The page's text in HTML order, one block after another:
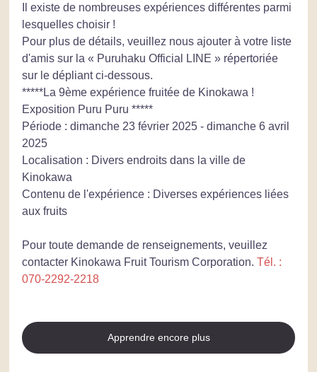
Il existe de nombreuses expériences différentes parmi
lesquelles choisir !
Pour plus de détails, veuillez nous ajouter à votre liste
d'amis sur la « Puruhaku Official LINE » répertoriée
sur le dépliant ci-dessous.
*****La 9ème expérience fruitée de Kinokawa !
Exposition Puru Puru *****
Période : dimanche 23 février 2025 - dimanche 6 avril
2025
Localisation : Divers endroits dans la ville de
Kinokawa
Contenu de l'expérience : Diverses expériences liées
aux fruits
Pour toute demande de renseignements, veuillez
contacter Kinokawa Fruit Tourism Corporation. Tél. :
070-2292-2218
Apprendre encore plus